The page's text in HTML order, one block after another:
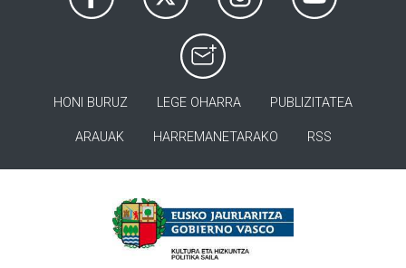
HONI BURUZ LEGE OHARRA PUBLIZITATEA
ARAUAK HARREMANETARAKO RSS